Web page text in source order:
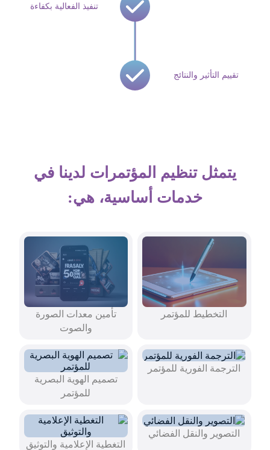
تنفيذ الفعالية بكفاءة
تقييم التأثير والنتائج
يتمثل تنظيم المؤتمرات لدينا في
خدمات أساسية، هي:
التخطيط للمؤتمر
تأمين معدات الصورة
والصوت
الترجمة الفورية للمؤتمر
تصميم الهوية البصرية
للمؤتمر
التصوير والنقل الفضائي
التغطية الإعلامية والتوثيق